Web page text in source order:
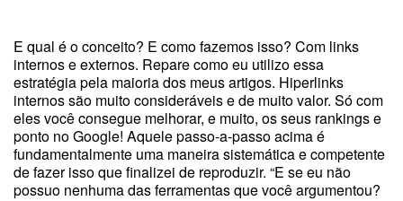
E qual é o conceito? E como fazemos isso? Com links
internos e externos. Repare como eu utilizo essa
estratégia pela maioria dos meus artigos. Hiperlinks
internos são muito consideráveis e de muito valor. Só com
eles você consegue melhorar, e muito, os seus rankings e
ponto no Google! Aquele passo-a-passo acima é
fundamentalmente uma maneira sistemática e competente
de fazer isso que finalizei de reproduzir. “E se eu não
possuo nenhuma das ferramentas que você argumentou?